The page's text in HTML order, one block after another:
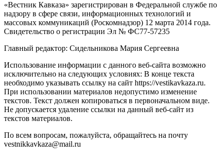
«Вестник Кавказа» зарегистрирован в Федеральной службе по
надзору в сфере связи, информационных технологий и
массовых коммуникаций (Роскомнадзор) 12 марта 2014 года.
Свидетельство о регистрации Эл № ФС77-57235
Главный редактор: Сидельникова Мария Сергеевна
Использование информации с данного веб-сайта возможно
исключительно на следующих условиях: В конце текста
необходимо указывать ссылку на сайт https://vestikavkaza.ru.
При использовании материалов недопустимо изменение
текстов. Текст должен копироваться в первоначальном виде.
Не допускается удаление ссылки на данный веб-сайт из
текстов материалов.
По всем вопросам, пожалуйста, обращайтесь на почту
vestnikkavkaza@mail.ru